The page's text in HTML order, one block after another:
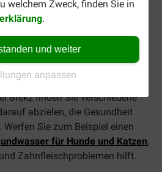
welchem Zweck, finden Sie in
.
und weiter
anpassen
werden.
Zahnstein neigt, ist es eine
Auf diese Weise können
das Ihr Hund Zahnprobleme
Brekz finden Sie verschiedene
abzielen, die Gesundheit
Sie zum Beispiel einen
für Hunde und Katzen,
Zahnfleischproblemen hilft.